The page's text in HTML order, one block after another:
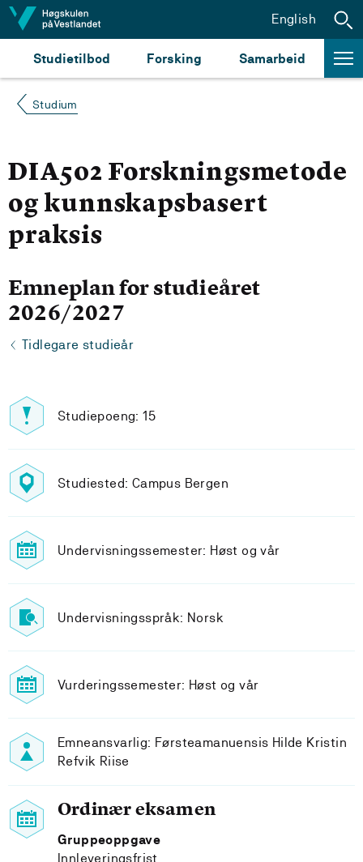
Hopp til innhald
Studietilbod Forsking Samarbeid
English
Studium
DIA502 Forskningsmetode
og kunnskapsbasert
praksis
Emneplan for studieåret
2026/2027
Tidlegare studieår
Studiepoeng: 15
Studiested: Campus Bergen
Undervisningssemester: Høst og vår
Undervisningsspråk: Norsk
Vurderingssemester: Høst og vår
Emneansvarlig: Førsteamanuensis Hilde Kristin
Refvik Riise
Ordinær eksamen
Gruppeoppgave
Innleveringsfrist